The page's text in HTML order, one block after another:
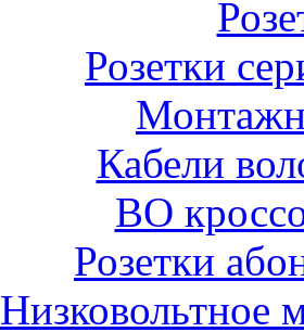
Розетки
Кабели
ВО
Розетки
Низковольтное